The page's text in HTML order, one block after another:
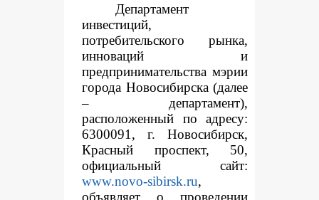
Департамент
инвестиций,
потребительского рынка,
инноваций и
предпринимательства мэрии
города Новосибирска (далее
– департамент),
расположенный по адресу:
6300091, г. Новосибирск,
Красный проспект, 50,
официальный сайт:
www.novo-sibirsk.ru,
объявляет о проведении